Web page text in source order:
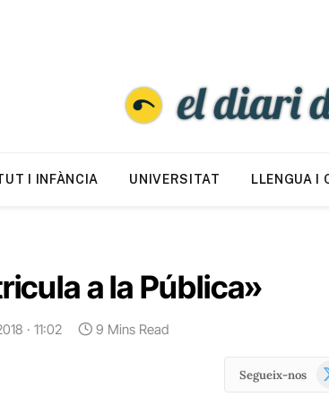
I INFÀNCIA UNIVERSITAT LLENGUA I
a la Pública»
· 11:02 9 Mins Read
Segueix-nos
X